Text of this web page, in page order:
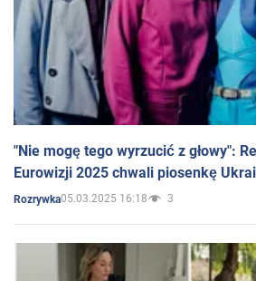
"Nie mogę tego wyrzucić z głowy":
Eurowizji 2025 chwali piosenkę
Rozrywka05.03.2025 16:18 3